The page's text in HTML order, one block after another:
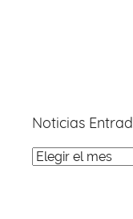
Noticias
Noticias